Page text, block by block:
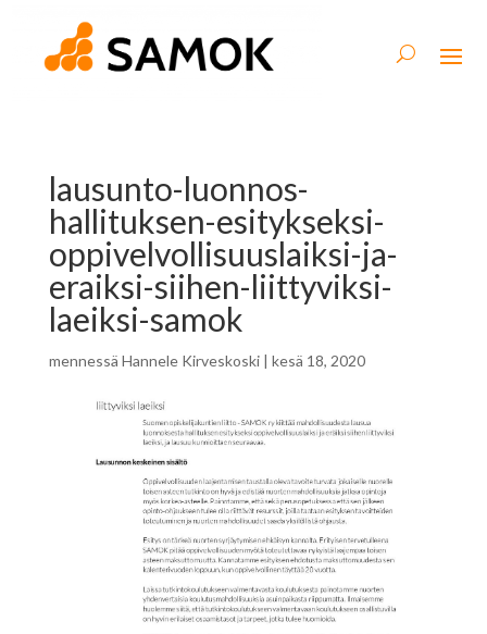
lausunto-luonnos-
hallituksen-esitykseksi-
oppivelvollisuuslaiksi-ja-
eraiksi-siihen-liittyviksi-
laeiksi-samok
mennessä Hannele Kirveskoski| kesä 18, 2020